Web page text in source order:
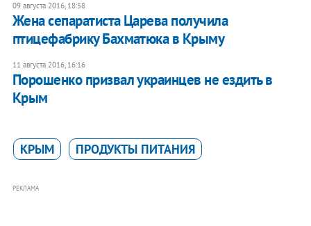
09 августа 2016, 18:58
Жена сепаратиста Царева получила
птицефабрику Бахматюка в Крыму
11 августа 2016, 16:16
Порошенко призвал украинцев не ездить в
Крым
КРЫМ ПРОДУКТЫ ПИТАНИЯ
РЕКЛАМА